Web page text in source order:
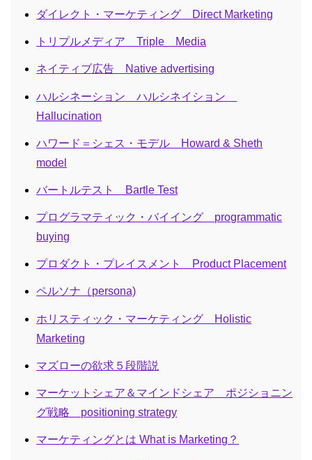
ダイレクト・マーケティング Direct Marketing
トリプルメディア Triple Media
ネイティブ広告 Native advertising
ハルシネーション ハルシネイション
Hallucination
ハワード＝シェス・モデル Howard & Sheth
model
バートルテスト Bartle Test
プログラマティック・バイイング programmatic
buying
プロダクト・プレイスメント Product Placement
ペルソナ（persona)
ホリスティック・マーケティング Holistic
Marketing
マズローの欲求５段階説
マーケットシェア＆マインドシェア ポジショニン
グ戦略 positioning strategy
マーケティングとは What is Marketing？